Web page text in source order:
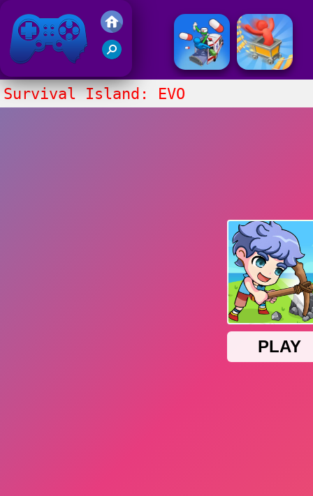
Juegos Friv 2020
Survival Island: EVO